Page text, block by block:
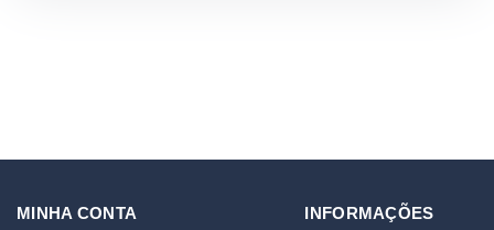
MINHA CONTA INFORMAÇÕES